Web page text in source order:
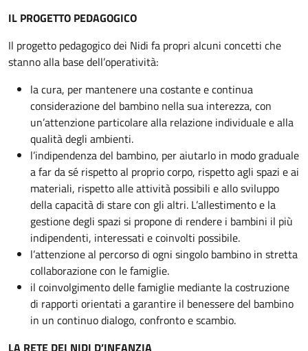
IL PROGETTO PEDAGOGICO
Il progetto pedagogico dei Nidi fa propri alcuni concetti che
stanno alla base dell’operatività:
la cura, per mantenere una costante e continua
considerazione del bambino nella sua interezza, con
un’attenzione particolare alla relazione individuale e alla
qualità degli ambienti.
l’indipendenza del bambino, per aiutarlo in modo graduale
a far da sé rispetto al proprio corpo, rispetto agli spazi e ai
materiali, rispetto alle attività possibili e allo sviluppo
della capacità di stare con gli altri. L’allestimento e la
gestione degli spazi si propone di rendere i bambini il più
indipendenti, interessati e coinvolti possibile.
l’attenzione al percorso di ogni singolo bambino in stretta
collaborazione con le famiglie.
il coinvolgimento delle famiglie mediante la costruzione
di rapporti orientati a garantire il benessere del bambino
in un continuo dialogo, confronto e scambio.